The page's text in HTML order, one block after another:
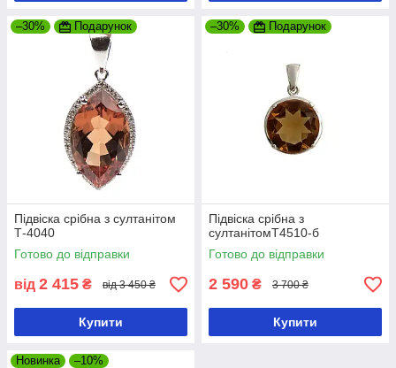
–30% Подарунок
Підвіска срібна з султанітом
Т-4040
Готово до відправки
від 2 415 ₴ від 3 450 ₴
Купити
–30% Подарунок
Підвіска срібна з
султанітомТ4510-б
Готово до відправки
2 590 ₴ 3 700 ₴
Купити
Новинка
–10%